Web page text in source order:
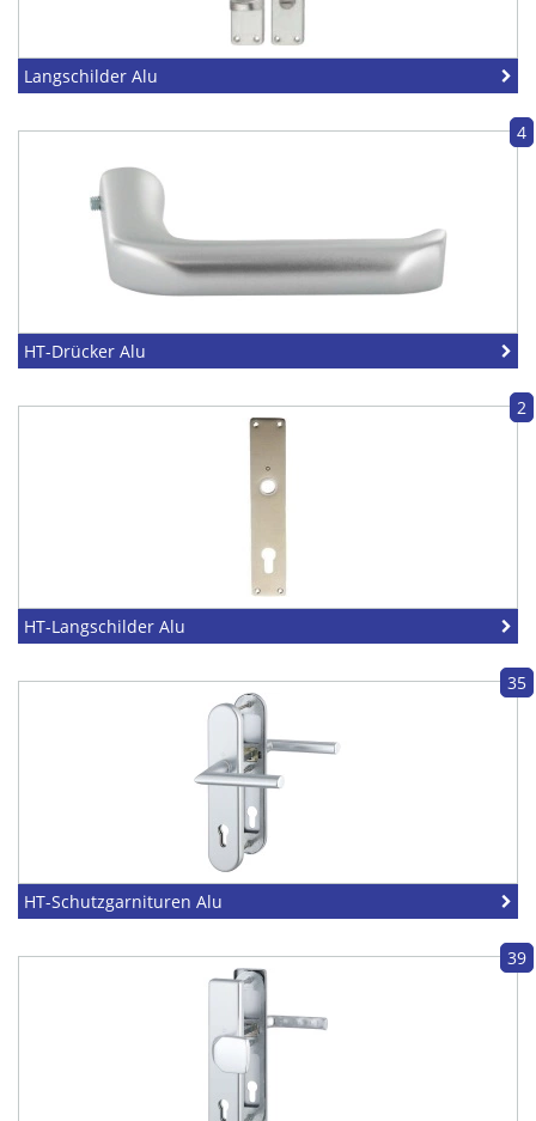
Langschilder Alu
4
HT-Drücker Alu
2
HT-Langschilder Alu
35
HT-Schutzgarnituren Alu
39